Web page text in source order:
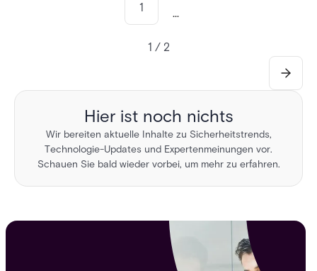
1 ...
1 / 2
Hier ist noch nichts
Wir bereiten aktuelle Inhalte zu Sicherheitstrends,
Technologie-Updates und Expertenmeinungen vor.
Schauen Sie bald wieder vorbei, um mehr zu erfahren.